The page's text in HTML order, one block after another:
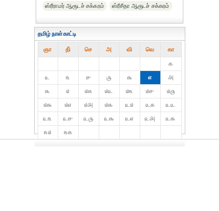
ஸ்ரீராமர் ஆரூடச் சக்கரம்
ஸ்ரீசீதா ஆரூடச் சக்கரம்
தமிழ் நாள்காட்டி
ஞா தி் செ அ வி வெ கா
௧
௨
௩ ௪ ௫ ௬ ௭
௮
௯
௰ ௰௧ ௰௨ ௰௩ ௰௪
௰௫
௰௬
௰௭ ௰௮ ௰௯ ௨௰ ௨௧
௨௨
௨௩
௨௪ ௨௫ ௨௬ ௨௭ ௨௮
௨௯
௩௰
௩௧